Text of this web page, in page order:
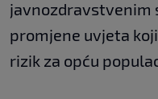
javnozdravstvenim
promjene uvjeta
rizik za opću